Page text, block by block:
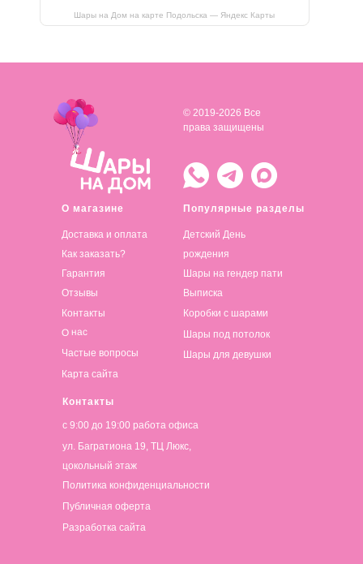
Шары на Дом на карте Подольска — Яндекс Карты
О магазине
Доставка и оплата
Популярные разделы
Детский День
рождения
Контакты
© 2019-2026 Все
права защищены
Как заказать?
Гарантия
Отзывы
Контакты
О нас
Частые вопросы
Карта сайта
Шары на гендер пати
Выписка
Коробки с шарами
Шары под потолок
Шары для девушки
с 9:00 до 19:00 работа офиса
ул. Багратиона 19, ТЦ Люкс,
цокольный этаж
Политика конфиденциальности
Публичная оферта
Разработка сайта